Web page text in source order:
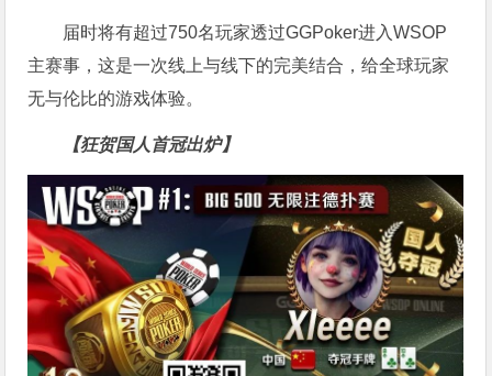
届时将有超过750名玩家透过GGPoker进入WSOP
主赛事，这是一次线上与线下的完美结合，给全球玩家
无与伦比的游戏体验。
【狂贺国人首冠出炉】